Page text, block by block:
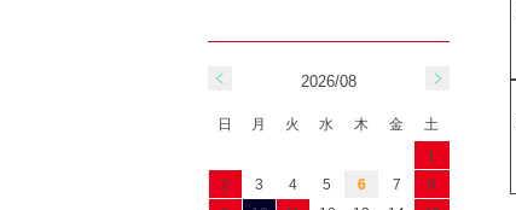
2026/08
日 月 火 水 木 金
土
1
2
3 4 5 6 7
8